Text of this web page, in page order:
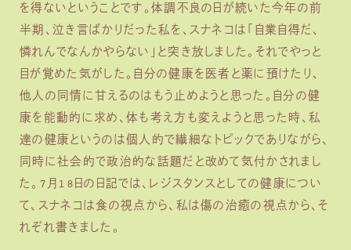
を得ないということです。体調不良の日が続いた今年の前
半期、泣き言ばかりだった私を、スナネコは「自業自得だ、
憐れんでなんかやらない」と突き放しました。それでやっと
目が覚めた気がした。自分の健康を医者と薬に預けたり、
他人の同情に甘えるのはもう止めようと思った。自分の健
康を能動的に求め、体も考え方も変えようと思った時、私
達の健康というのは個人的で繊細なトピックでありながら、
同時に社会的で政治的な話題だと改めて気付かされまし
た。7月18日の日記では、レジスタンスとしての健康につい
て、スナネコは食の視点から、私は傷の治癒の視点から、そ
れぞれ書きました。